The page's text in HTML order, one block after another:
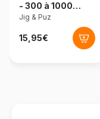
Dimensions
- 300 à 1000
pièces
Jig & Puz